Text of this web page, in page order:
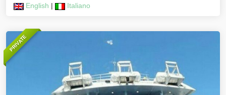
English | Italiano
PRIVATE